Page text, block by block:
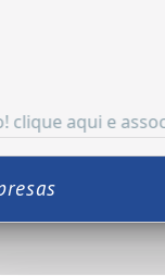
e associe-se